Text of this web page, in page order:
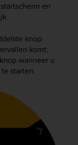
en
knop
komt;
wanneer u
starten.